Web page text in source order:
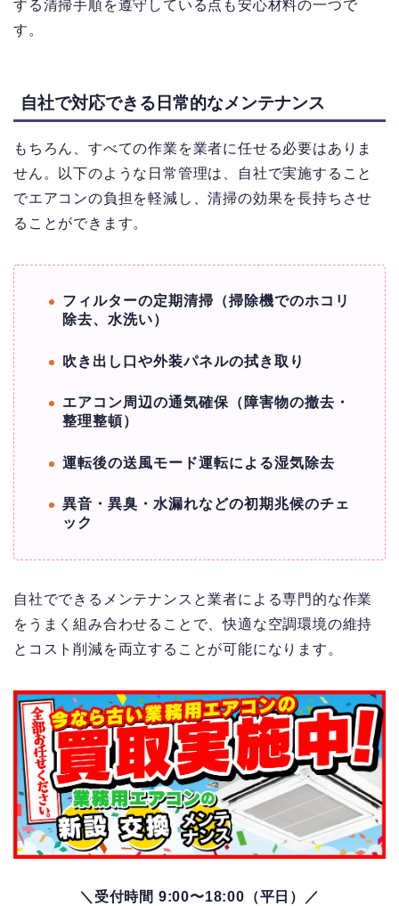
する清掃手順を遵守している点も安心材料の一つで
す。
自社で対応できる日常的なメンテナンス
もちろん、すべての作業を業者に任せる必要はありま
せん。以下のような日常管理は、自社で実施すること
でエアコンの負担を軽減し、清掃の効果を長持ちさせ
ることができます。
フィルターの定期清掃（掃除機でのホコリ
除去、水洗い）
吹き出し口や外装パネルの拭き取り
エアコン周辺の通気確保（障害物の撤去・
整理整頓）
運転後の送風モード運転による湿気除去
異音・異臭・水漏れなどの初期兆候のチェ
ック
自社でできるメンテナンスと業者による専門的な作業
をうまく組み合わせることで、快適な空調環境の維持
とコスト削減を両立することが可能になります。
＼受付時間 9:00〜18:00（平日）／